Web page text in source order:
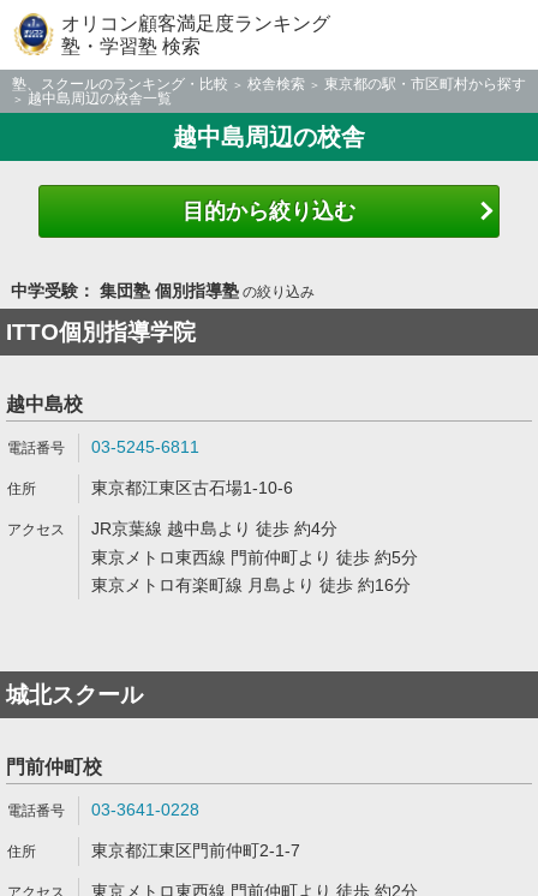
オリコン顧客満足度ランキング
塾・学習塾 検索
塾、スクールのランキング・比較 校舎検索
東京都の駅・市区町村から探す
越中島周辺の校舎一覧
越中島周辺の校舎
目的から絞り込む
中学受験： 集団塾 個別指導塾の絞り込み
ITTO個別指導学院
越中島校
03-5245-6811
東京都江東区古石場1-10-6
JR京葉線 越中島より 徒歩 約4分
東京メトロ東西線 門前仲町より 徒歩 約5分
東京メトロ有楽町線 月島より 徒歩 約16分
城北スクール
門前仲町校
03-3641-0228
東京都江東区門前仲町2-1-7
東京メトロ東西線 門前仲町より 徒歩 約2分